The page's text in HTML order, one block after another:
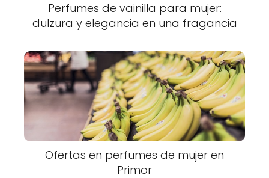
Perfumes de vainilla para mujer:
dulzura y elegancia en una fragancia
Ofertas en perfumes de mujer en
Primor